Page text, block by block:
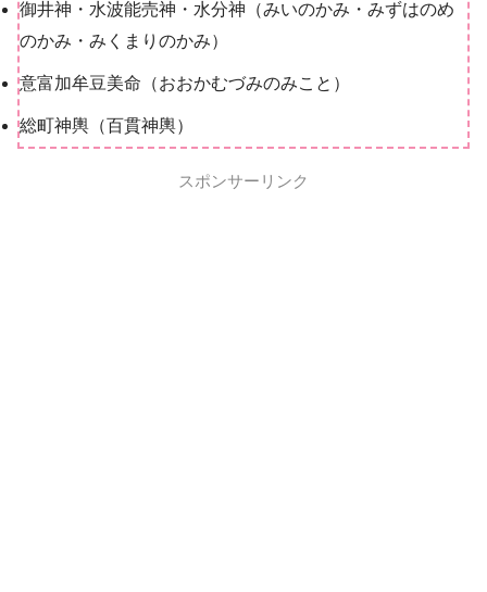
御井神・水波能売神・水分神（みいのかみ・みずはのめ
のかみ・みくまりのかみ）
意富加牟豆美命（おおかむづみのみこと）
総町神輿（百貫神輿）
スポンサーリンク